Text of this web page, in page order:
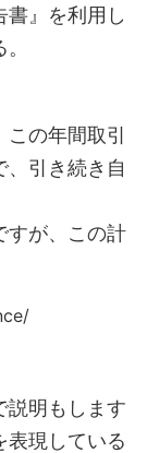
書』を利用し
この年間取引
、引き続き自
すが、この計
説明もします
表現している